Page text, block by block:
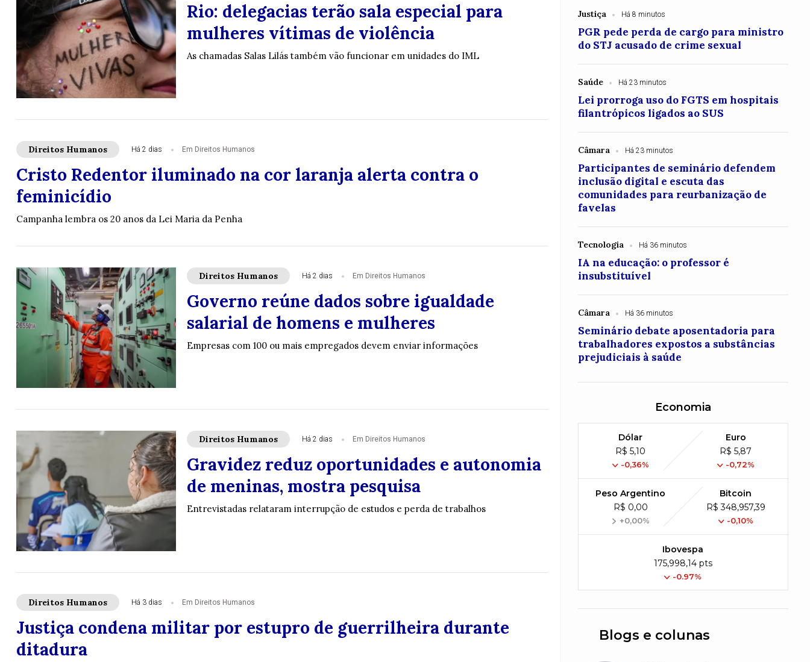
Rio: delegacias terão sala especial para
mulheres vítimas de violência
As chamadas Salas Lilás também vão funcionar em unidades do IML
Direitos Humanos Há 2 dias Em Direitos Humanos
Cristo Redentor iluminado na cor laranja alerta contra o
feminicídio
Campanha lembra os 20 anos da Lei Maria da Penha
Direitos Humanos Há 2 dias Em Direitos Humanos
Governo reúne dados sobre igualdade
salarial de homens e mulheres
Empresas com 100 ou mais empregados devem enviar informações
Direitos Humanos Há 2 dias Em Direitos Humanos
Gravidez reduz oportunidades e autonomia
de meninas, mostra pesquisa
Entrevistadas relataram interrupção de estudos e perda de trabalhos
Direitos Humanos Há 3 dias Em Direitos Humanos
Justiça condena militar por estupro de guerrilheira durante
ditadura
Justiça Há 8 minutos
PGR pede perda de cargo para ministro
do STJ acusado de crime sexual
Saúde Há 23 minutos
Lei prorroga uso do FGTS em hospitais
filantrópicos ligados ao SUS
Câmara Há 23 minutos
Participantes de seminário defendem
inclusão digital e escuta das
comunidades para reurbanização de
favelas
Tecnologia Há 36 minutos
IA na educação: o professor é
insubstituível
Câmara Há 36 minutos
Seminário debate aposentadoria para
trabalhadores expostos a substâncias
prejudiciais à saúde
Economia
Dólar
R$ 5,10
-0,36%
Euro
R$ 5,87
-0,72%
Peso Argentino
R$ 0,00
+0,00%
Bitcoin
R$ 348,957,39
-0,10%
Ibovespa
175,998,14 pts
-0.97%
Blogs e colunas